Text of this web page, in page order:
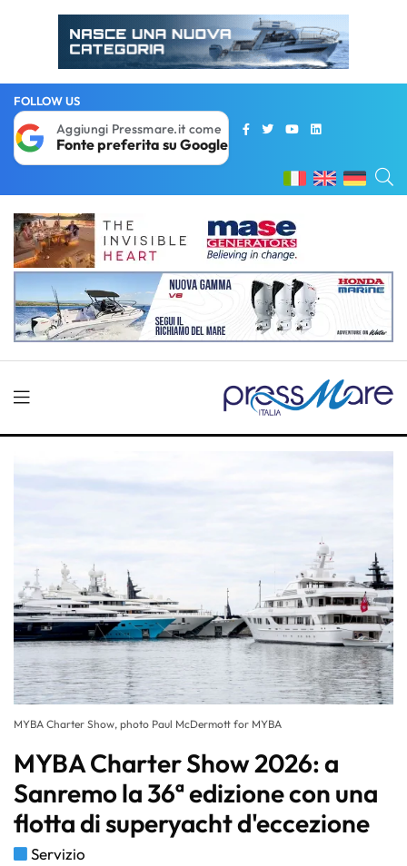
FOLLOW US
Aggiungi Pressmare.it come
Fonte preferita su Google
MYBA Charter Show, photo Paul McDermott for MYBA
MYBA Charter Show 2026: a
Sanremo la 36ª edizione con una
flotta di superyacht d'eccezione
Servizio